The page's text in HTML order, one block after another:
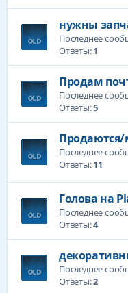
нужны
Последнее
Ответы:1
Продам
Последнее
Ответы:5
Продаются/
Последнее
Ответы:11
Голова на
Последнее
Ответы:4
Последнее
Ответы:2